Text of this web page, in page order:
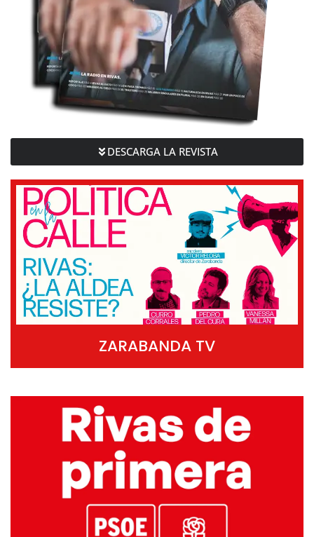
DESCARGA LA REVISTA
ZARABANDA TV